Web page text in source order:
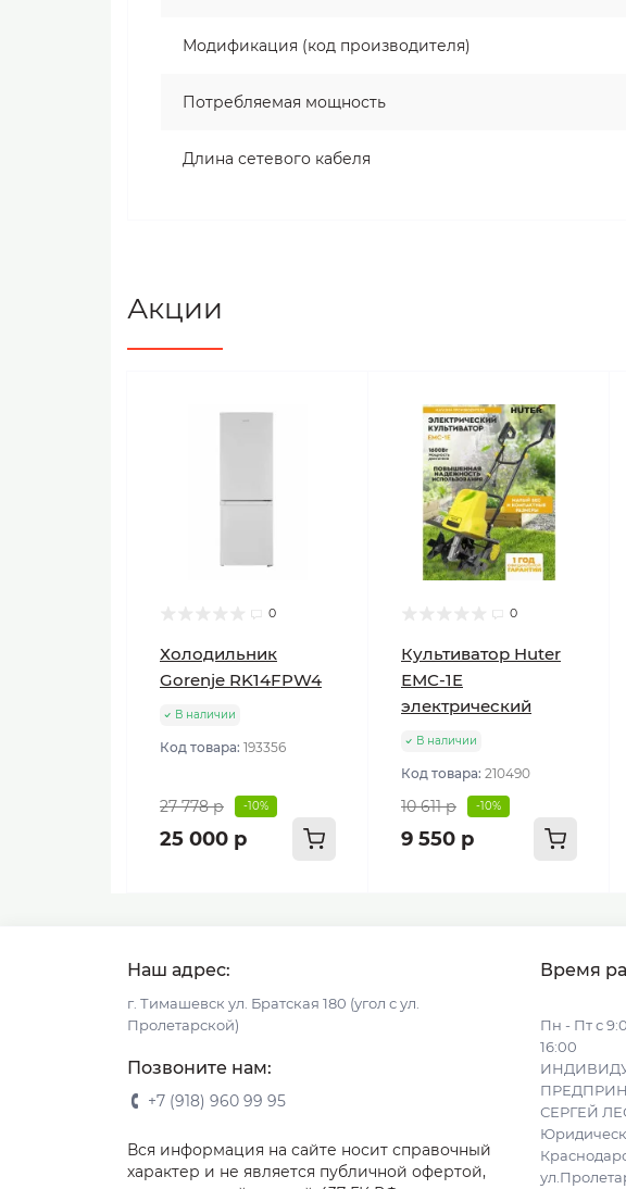
Модификация (код производителя)
Потребляемая мощность
Длина сетевого кабеля
Акции
0
Холодильник
Gorenje RK14FPW4
В наличии
Код товара: 193356
27 778 р -10%
25 000 р
0
Культиватор Huter
ЕМС-1E
электрический
В наличии
Код товара: 210490
10 611 р -10%
9 550 р
Наш адрес:
г. Тимашевск ул. Братская 180 (угол с ул.
Пролетарской)
Позвоните нам:
+7 (918) 960 99 95
Вся информация на сайте носит справочный
характер и не является публичной офертой,
Время
Пн - Пт с
16:00
СЕРГЕЙ